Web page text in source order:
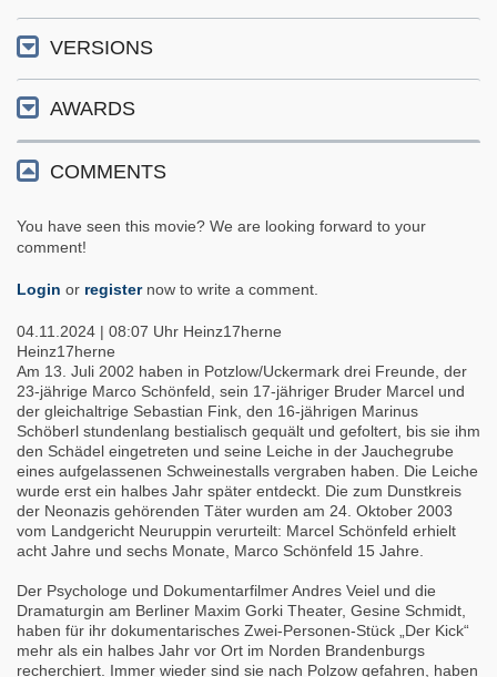
VERSIONS
AWARDS
COMMENTS
You have seen this movie? We are looking forward to your
comment!
Login or registernow to write a comment.
04.11.2024 | 08:07 Uhr Heinz17herne
Heinz17herne
Am 13. Juli 2002 haben in Potzlow/Uckermark drei Freunde, der
23-jährige Marco Schönfeld, sein 17-jähriger Bruder Marcel und
der gleichaltrige Sebastian Fink, den 16-jährigen Marinus
Schöberl stundenlang bestialisch gequält und gefoltert, bis sie ihm
den Schädel eingetreten und seine Leiche in der Jauchegrube
eines aufgelassenen Schweinestalls vergraben haben. Die Leiche
wurde erst ein halbes Jahr später entdeckt. Die zum Dunstkreis
der Neonazis gehörenden Täter wurden am 24. Oktober 2003
vom Landgericht Neuruppin verurteilt: Marcel Schönfeld erhielt
acht Jahre und sechs Monate, Marco Schönfeld 15 Jahre.
Der Psychologe und Dokumentarfilmer Andres Veiel und die
Dramaturgin am Berliner Maxim Gorki Theater, Gesine Schmidt,
haben für ihr dokumentarisches Zwei-Personen-Stück „Der Kick“
mehr als ein halbes Jahr vor Ort im Norden Brandenburgs
recherchiert. Immer wieder sind sie nach Polzow gefahren, haben